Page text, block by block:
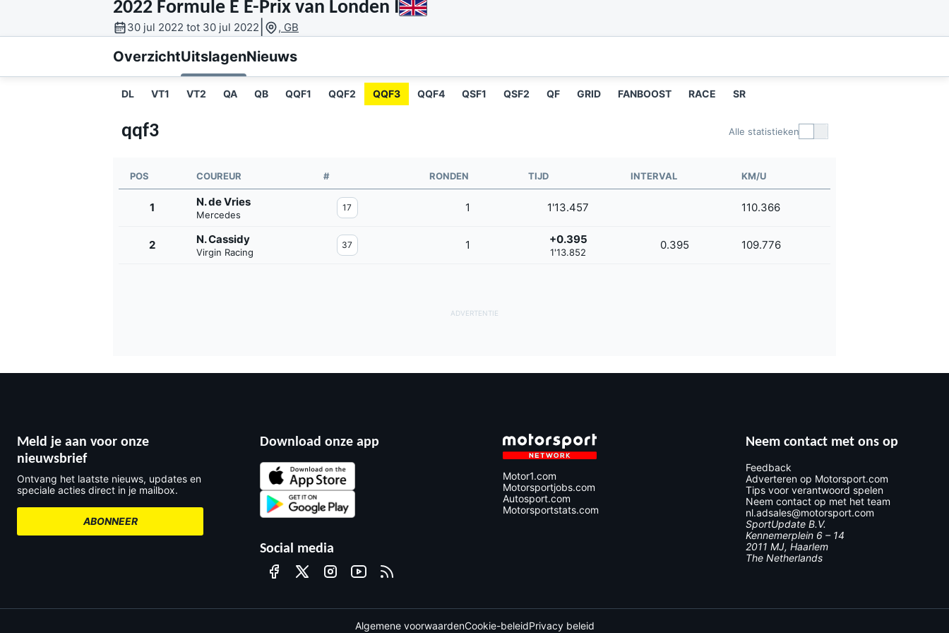
INDYCAR
2022 Formule E E-Prix van Londen I
30 jul 2022 tot 30 jul 2022 , GB
OverzichtUitslagenNieuws
DL VT1 VT2 QA QB QQF1 QQF2 QQF3 QQF4 QSF1 QSF2 QF GRID FANBOOST RACE SR
qqf3 Alle statistieken
POS COUREUR # RONDEN TIJD INTERVAL KM/U
1 N. de Vries
Mercedes
17 1 1'13.457 110.366
2 N. Cassidy
Virgin Racing
37 1 +0.395
1'13.852
0.395 109.776
Meld je aan voor onze
nieuwsbrief
Ontvang het laatste nieuws, updates en
speciale acties direct in je mailbox.
ABONNEER
Download onze app
Social media
Motor1.com
Motorsportjobs.com
Autosport.com
Motorsportstats.com
Neem contact met ons op
Feedback
Adverteren op Motorsport.com
Tips voor verantwoord spelen
Neem contact op met het team
nl.adsales@motorsport.com
SportUpdate B.V.
Kennemerplein 6 – 14
2011 MJ, Haarlem
The Netherlands
Algemene voorwaardenCookie-beleidPrivacy beleid